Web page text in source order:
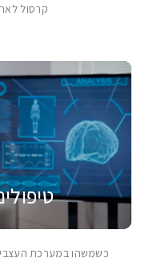
קרסול
כשמשהו במערכת